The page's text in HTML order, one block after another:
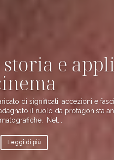
storia e
di significati, accezioni e
il ruolo da protagonista
Nel...
Leggi di più